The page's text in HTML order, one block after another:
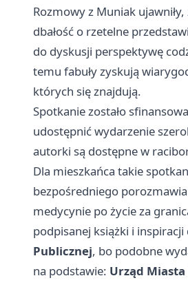
Rozmowy z Muniak
dbałość o rzetelne
do dyskusji perspektywę
temu fabuły zyskują
których się znajdują.
Spotkanie zostało
udostępnić wydarzenie
autorki są dostępne w
Dla mieszkańca takie
bezpośredniego
medycynie po życie za
podpisanej książki i
Publicznej, bo podobne
na podstawie: Urząd